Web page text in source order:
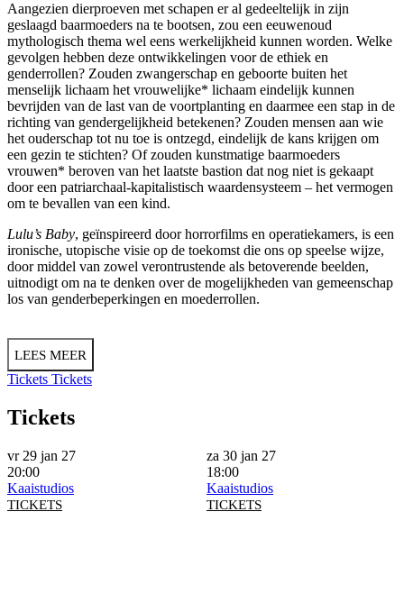
Aangezien dierproeven met schapen er al gedeeltelijk in zijn
geslaagd baarmoeders na te bootsen, zou een eeuwenoud
mythologisch thema wel eens werkelijkheid kunnen worden. Welke
gevolgen hebben deze ontwikkelingen voor de ethiek en
genderrollen? Zouden zwangerschap en geboorte buiten het
menselijk lichaam het vrouwelijke* lichaam eindelijk kunnen
bevrijden van de last van de voortplanting en daarmee een stap in de
richting van gendergelijkheid betekenen? Zouden mensen aan wie
het ouderschap tot nu toe is ontzegd, eindelijk de kans krijgen om
een gezin te stichten? Of zouden kunstmatige baarmoeders
vrouwen* beroven van het laatste bastion dat nog niet is gekaapt
door een patriarchaal-kapitalistisch waardensysteem – het vermogen
om te bevallen van een kind.
Lulu’s Baby, geïnspireerd door horrorfilms en operatiekamers, is een
ironische, utopische visie op de toekomst die ons op speelse wijze,
door middel van zowel verontrustende als betoverende beelden,
uitnodigt om na te denken over de mogelijkheden van gemeenschap
los van genderbeperkingen en moederrollen.
LEES MEER
Tickets Tickets
Tickets
vr 29 jan 27
20:00
Kaaistudios
TICKETS
za 30 jan 27
18:00
Kaaistudios
TICKETS